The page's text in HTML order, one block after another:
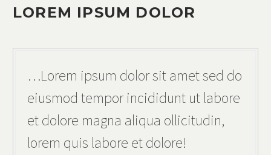
LOREM IPSUM DOLOR
…Lorem ipsum dolor sit amet sed do
eiusmod tempor incididunt ut labore
et dolore magna aliqua ollicitudin,
lorem quis labore et dolore!